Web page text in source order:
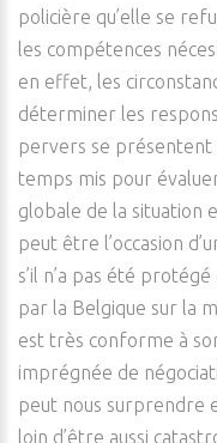
policière qu’elle se
les compétences
en effet, les
déterminer les
pervers se présentent
temps mis pour
globale de la situation
peut être l’occasion
s’il n’a pas été
par la Belgique sur la
est très conforme à
imprégnée de
peut nous surprendre
loin d’être aussi